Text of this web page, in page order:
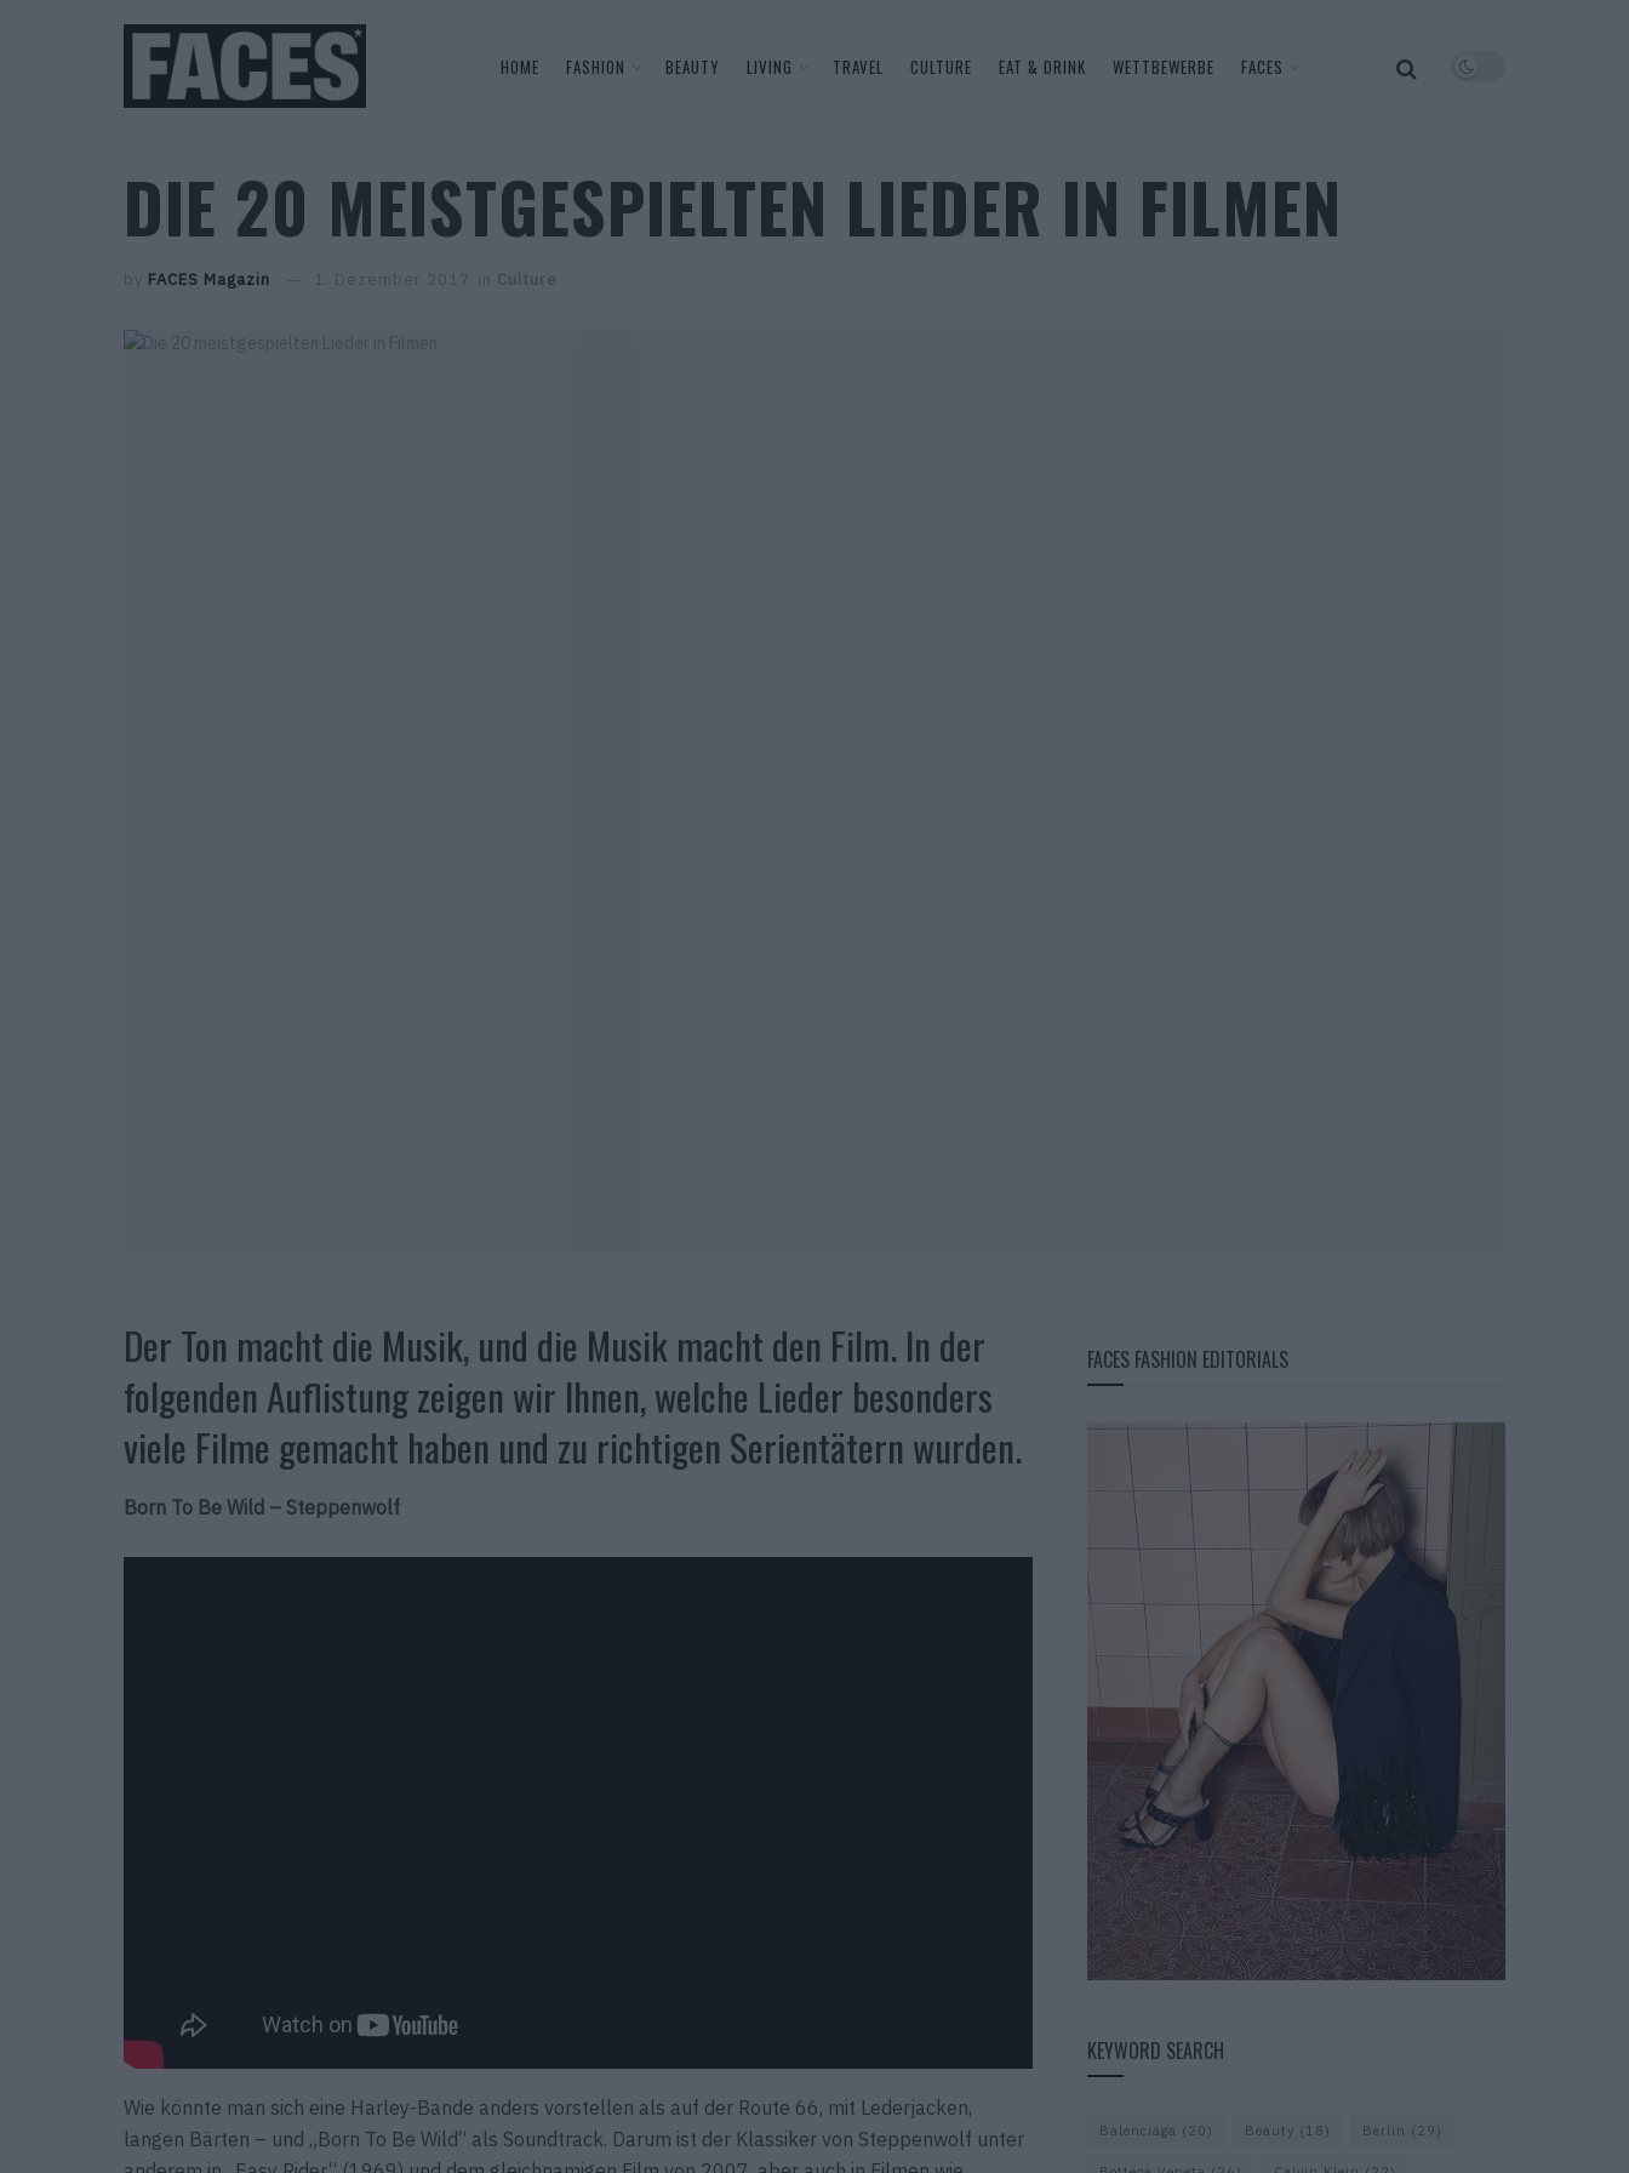
HOME FASHION BEAUTY LIVING TRAVEL CULTURE EAT & DRINK WETTBEWERBE FACES
DIE 20 MEISTGESPIELTEN LIEDER IN FILMEN
by FACES Magazin 1. Dezember 2017 in Culture
Der Ton macht die Musik, und die Musik macht den Film. In der
folgenden Auflistung zeigen wir Ihnen, welche Lieder besonders
viele Filme gemacht haben und zu richtigen Serientätern wurden.
Born To Be Wild – Steppenwolf
Wie könnte man sich eine Harley-Bande anders vorstellen als auf der Route 66, mit Lederjacken,
langen Bärten – und „Born To Be Wild“ als Soundtrack. Darum ist der Klassiker von Steppenwolf unter
FACES FASHION EDITORIALS
KEYWORD SEARCH
Balenciaga (20) Beauty (18) Berlin (29)